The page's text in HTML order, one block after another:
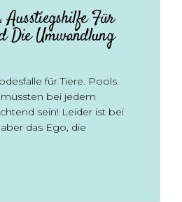
Ausstiegshilfe Für
Die Umwandlung
für Tiere. Pools.
bei jedem
sein! Leider ist bei
das Ego, die